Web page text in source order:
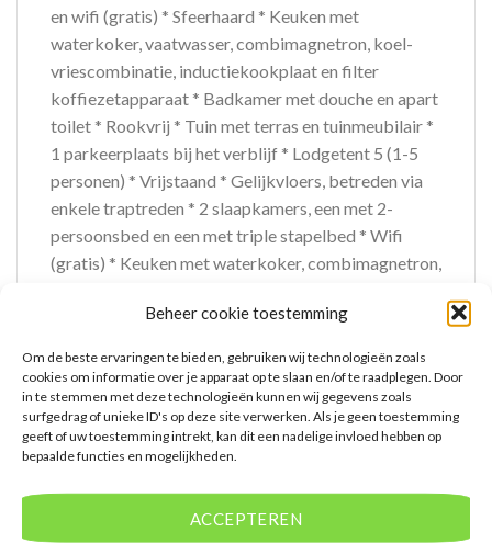
Beheer cookie toestemming
Om de beste ervaringen te bieden, gebruiken wij technologieën zoals
cookies om informatie over je apparaat op te slaan en/of te raadplegen. Door
in te stemmen met deze technologieën kunnen wij gegevens zoals
surfgedrag of unieke ID's op deze site verwerken. Als je geen toestemming
geeft of uw toestemming intrekt, kan dit een nadelige invloed hebben op
bepaalde functies en mogelijkheden.
ACCEPTEREN
en wifi (gratis) * Sfeerhaard * Keuken met
waterkoker, vaatwasser, combimagnetron, koel-
vriescombinatie, inductiekookplaat en filter
koffiezetapparaat * Badkamer met douche en apart
toilet * Rookvrij * Tuin met terras en tuinmeubilair *
1 parkeerplaats bij het verblijf * Lodgetent 5 (1-5
personen) * Vrijstaand * Gelijkvloers, betreden via
enkele traptreden * 2 slaapkamers, een met 2-
persoonsbed en een met triple stapelbed * Wifi
(gratis) * Keuken met waterkoker, combimagnetron,
koffiezetapparaat * Badkamer met douche en apart
picknicktafel * 1 parkeerplaats bij het verblijf
Activiteiten & ontspanning * Animatie in het
hoogseizoen en in vakanties 6 dagen per week
activiteiten voor diverse leeftijden * Fietsverhuur* *
*Tegen betaling Verzorging Zomer & Winter: